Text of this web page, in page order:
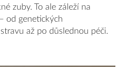
zuby. To ale záleží na
od genetických
až po důslednou péči.